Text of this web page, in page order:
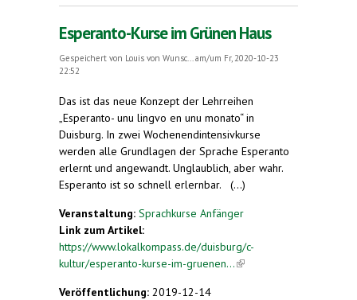
Esperanto-Kurse im Grünen Haus
Gespeichert von Louis von Wunsc...
am/um Fr, 2020-10-23
22:52
Das ist das neue Konzept der Lehrreihen
„Esperanto- unu lingvo en unu monato“ in
Duisburg. In zwei Wochenendintensivkurse
werden alle Grundlagen der Sprache Esperanto
erlernt und angewandt. Unglaublich, aber wahr.
Esperanto ist so schnell erlernbar. (...)
Veranstaltung: Sprachkurse Anfänger
Link zum Artikel:
https://www.lokalkompass.de/duisburg/c-
kultur/esperanto-kurse-im-gruenen...(link is
Veröffentlichung: 2019-12-14